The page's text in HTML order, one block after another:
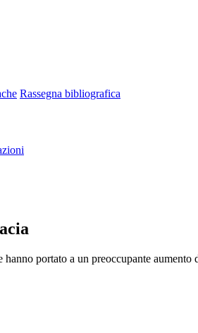
Rassegna bibliografica
portato a un preoccupante